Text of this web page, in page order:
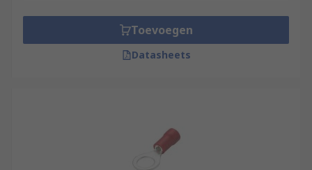
Toevoegen
Datasheets